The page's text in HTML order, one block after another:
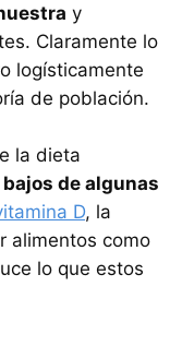
y
Claramente lo
logísticamente
de población.
la dieta
de algunas
D, la
alimentos como
lo que estos